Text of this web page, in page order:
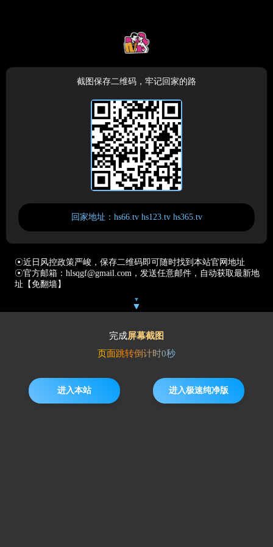
截图保存二维码，牢记回家的路
回家地址：hs66.tv hs123.tv hs365.tv
☉近日风控政策严峻，保存二维码即可随时找到本站官网地址
☉官方邮箱：hlsqgf@gmail.com，发送任意邮件，自动获取最新地
址【免翻墙】
▼
▼
完成屏幕截图
页面跳转倒计时0秒
进入本站 进入极速纯净版